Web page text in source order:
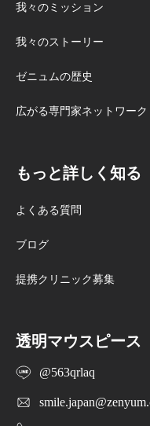
我々のミッション
我々のストーリー
ゼニュムの歴史
広がる専門家ネットワーク
もっと詳しく知る
よくある質問
ブログ
提携クリニック募集
透明マウスピース
@563qrlaq